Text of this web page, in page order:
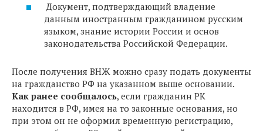
Документ, подтверждающий владение
данным иностранным гражданином русским
языком, знание истории России и основ
законодательства Российской Федерации.
После получения ВНЖ можно сразу подать документы
на гражданство РФ на указанном выше основании.
Как ранее сообщалось, если гражданин РК
находится в РФ, имея на то законные основания, но
при этом он не оформил временную регистрацию,